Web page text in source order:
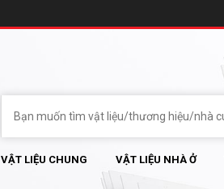
VẬT LIỆU CHUNG VẬT LIỆU NHÀ Ở